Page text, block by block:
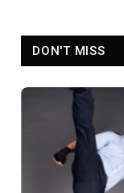
DON'T MISS